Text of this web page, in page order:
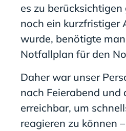
es zu berücksichtigen
noch ein kurzfristiger
wurde, benötigte
Notfallplan für den
Daher war unser
nach Feierabend und
erreichbar, um
reagieren zu können –